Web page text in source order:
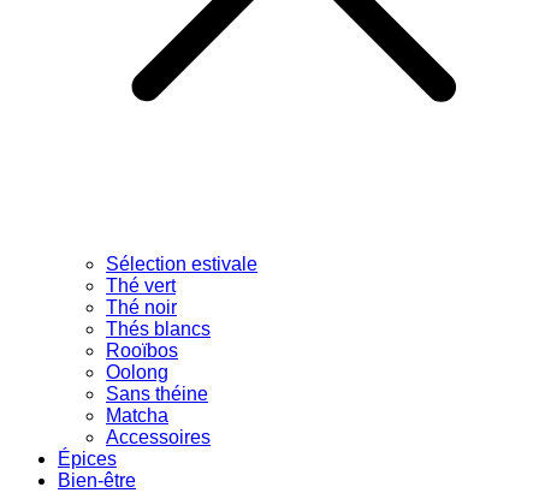
Sélection estivale
Thé vert
Thé noir
Thés blancs
Rooïbos
Oolong
Sans théine
Matcha
Accessoires
Épices
Bien-être